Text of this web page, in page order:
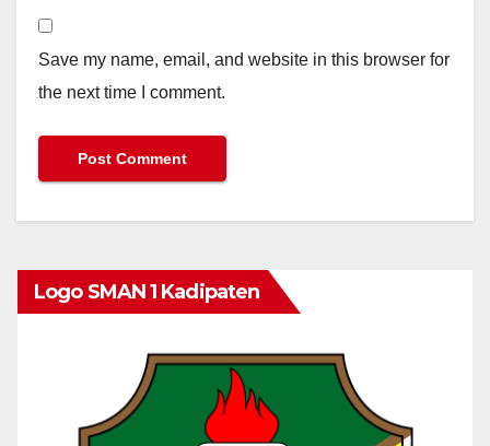
Save my name, email, and website in this browser for
the next time I comment.
Logo SMAN 1 Kadipaten